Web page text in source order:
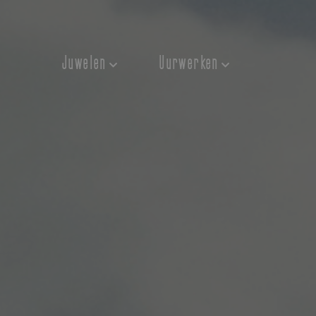
Juwelen Uurwerken